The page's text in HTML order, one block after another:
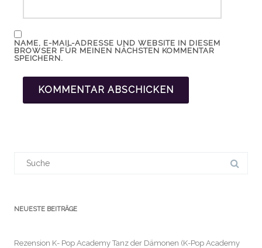
NAME, E-MAIL-ADRESSE UND WEBSITE IN DIESEM
BROWSER FÜR MEINEN NÄCHSTEN KOMMENTAR
SPEICHERN.
NEUESTE BEITRÄGE
Rezension K- Pop Academy Tanz der Dämonen (K-Pop Academy